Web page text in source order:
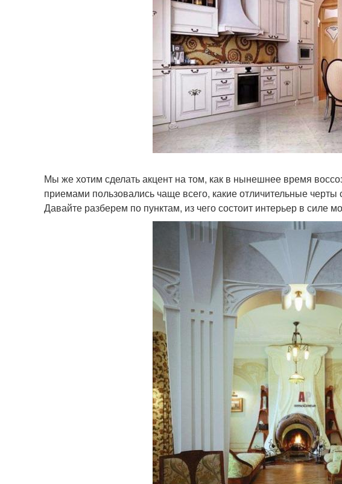
Мы же хотим сделать акцент на том, как в нынешнее время
приемами пользовались чаще всего, какие отличительные
Давайте разберем по пунктам, из чего состоит интерьер в силе